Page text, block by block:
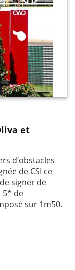
et
d’obstacles
de CSI ce
signer de
5* de
sur 1m50.